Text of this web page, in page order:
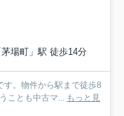
場町」駅 徒歩14分
す。物件から駅まで徒歩8
ことも中古マ... もっと見